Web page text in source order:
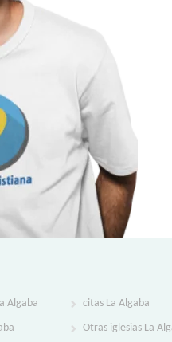
Algaba citas La Algaba
Otras iglesias La